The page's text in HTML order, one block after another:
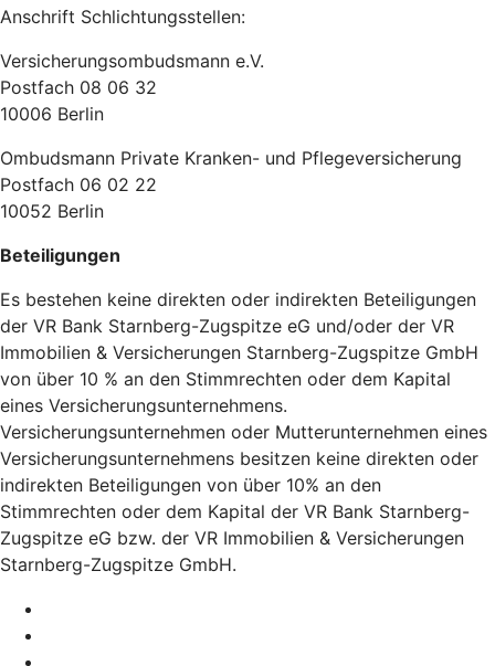
Anschrift Schlichtungsstellen:
Versicherungsombudsmann e.V.
Postfach 08 06 32
10006 Berlin
Ombudsmann Private Kranken- und Pflegeversicherung
Postfach 06 02 22
10052 Berlin
Beteiligungen
Es bestehen keine direkten oder indirekten Beteiligungen
der VR Bank Starnberg-Zugspitze eG und/oder der VR
Immobilien & Versicherungen Starnberg-Zugspitze GmbH
von über 10 % an den Stimmrechten oder dem Kapital
eines Versicherungsunternehmens.
Versicherungsunternehmen oder Mutterunternehmen eines
Versicherungsunternehmens besitzen keine direkten oder
indirekten Beteiligungen von über 10% an den
Stimmrechten oder dem Kapital der VR Bank Starnberg-
Zugspitze eG bzw. der VR Immobilien & Versicherungen
Starnberg-Zugspitze GmbH.